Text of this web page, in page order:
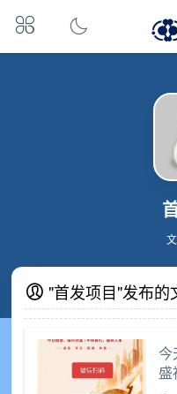
"首发项目"发布的
今
盛